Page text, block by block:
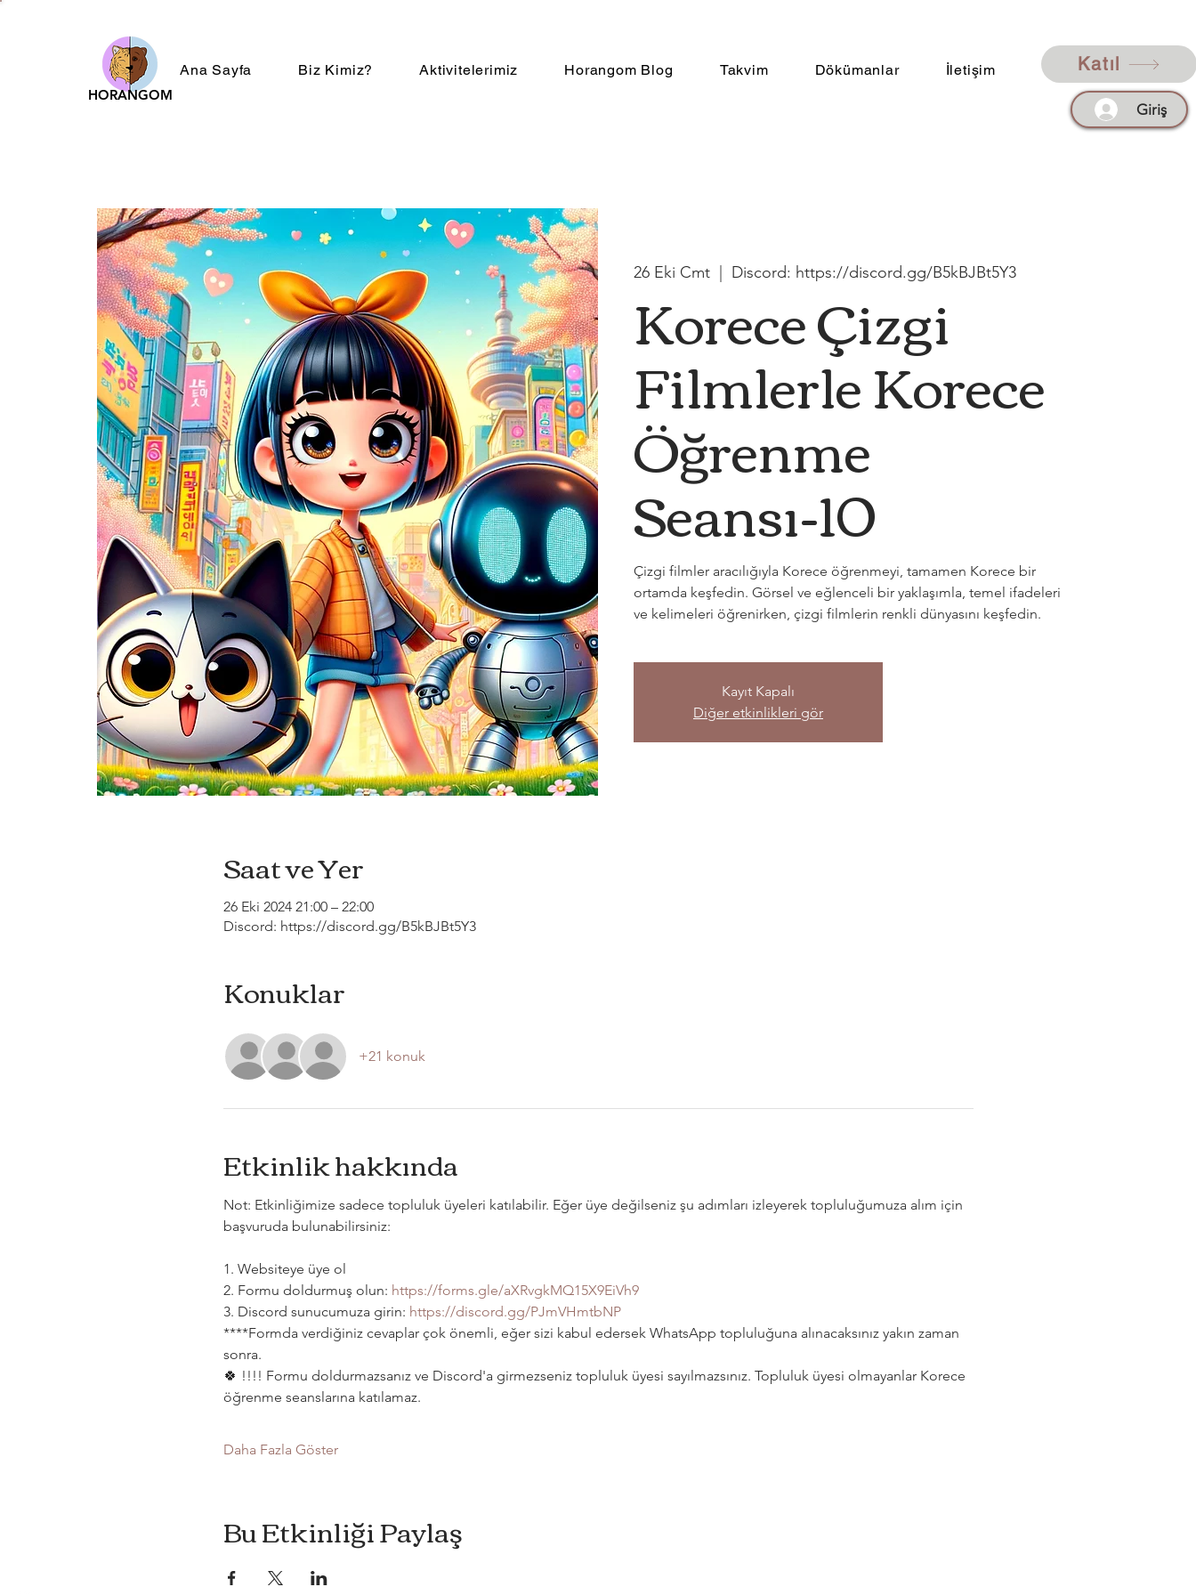
Ana Sayfa Biz Kimiz? Aktivitelerimiz Horangom Blog Takvim Dökümanlar
İletişim
HORANGOM
Katıl
Giriş
26 Eki Cmt Discord: https://discord.gg/B5kBJBt5Y3
Korece Çizgi
Filmlerle Korece
Öğrenme
Seansı-10
Çizgi filmler aracılığıyla Korece öğrenmeyi, tamamen Korece bir
ortamda keşfedin. Görsel ve eğlenceli bir yaklaşımla, temel ifadeleri
ve kelimeleri öğrenirken, çizgi filmlerin renkli dünyasını keşfedin.
Kayıt Kapalı
Diğer etkinlikleri gör
Saat ve Yer
26 Eki 2024 21:00 – 22:00
Discord: https://discord.gg/B5kBJBt5Y3
Konuklar
+21 konuk
Etkinlik hakkında
Not: Etkinliğimize sadece topluluk üyeleri katılabilir. Eğer üye değilseniz şu adımları izleyerek topluluğumuza alım için
başvuruda bulunabilirsiniz:
1. Websiteye üye ol
2. Formu doldurmuş olun: https://forms.gle/aXRvgkMQ15X9EiVh9
3. Discord sunucumuza girin: https://discord.gg/PJmVHmtbNP
****Formda verdiğiniz cevaplar çok önemli, eğer sizi kabul edersek WhatsApp topluluğuna alınacaksınız yakın zaman
sonra.
🍀 !!!! Formu doldurmazsanız ve Discord'a girmezseniz topluluk üyesi sayılmazsınız. Topluluk üyesi olmayanlar Korece
öğrenme seanslarına katılamaz.
Daha Fazla Göster
Bu Etkinliği Paylaş